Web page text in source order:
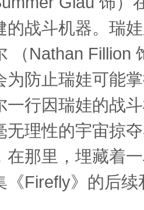
的战斗机器。瑞
Nathan Fillion
为防止瑞娃可能
一行因瑞娃的战
无理性的宇宙掠
那里，埋藏
《Firefly》的后